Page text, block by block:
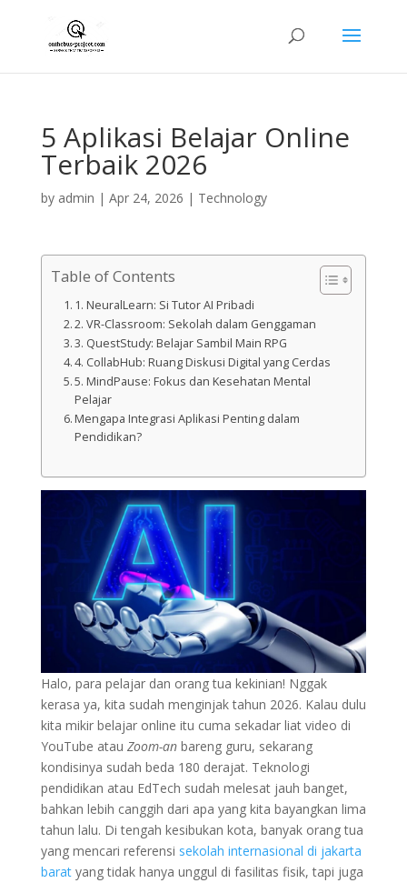
5 Aplikasi Belajar Online
Terbaik 2026
by admin | Apr 24, 2026 | Technology
Table of Contents
1. NeuralLearn: Si Tutor AI Pribadi
2. VR-Classroom: Sekolah dalam Genggaman
3. QuestStudy: Belajar Sambil Main RPG
4. CollabHub: Ruang Diskusi Digital yang Cerdas
5. MindPause: Fokus dan Kesehatan Mental
Pelajar
Mengapa Integrasi Aplikasi Penting dalam
Pendidikan?
Halo, para pelajar dan orang tua kekinian! Nggak
kerasa ya, kita sudah menginjak tahun 2026. Kalau dulu
kita mikir belajar online itu cuma sekadar liat video di
YouTube atau Zoom-anbareng guru, sekarang
kondisinya sudah beda 180 derajat. Teknologi
pendidikan atau EdTech sudah melesat jauh banget,
bahkan lebih canggih dari apa yang kita bayangkan lima
tahun lalu. Di tengah kesibukan kota, banyak orang tua
yang mencari referensi sekolah internasional di jakarta
baratyang tidak hanya unggul di fasilitas fisik, tapi juga